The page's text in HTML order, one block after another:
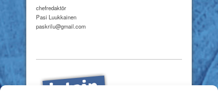
chefredaktör
Pasi Luukkainen
paskrilu@gmail.com